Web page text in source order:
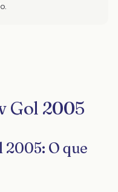
Gol 2005
2005: O que